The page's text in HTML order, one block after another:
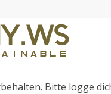
Bitte logge